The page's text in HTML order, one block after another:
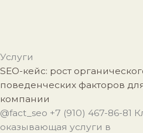
Услуги
SEO-кейс: рост
поведенческих факторов
компании
@fact_seo +7 (910) 467-86-81
оказывающая услуги в